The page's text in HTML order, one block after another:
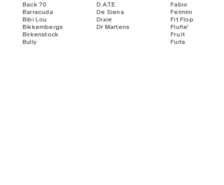
Back 70
Barracuda
Bibi Lou
Bikkembergs
Birkenstock
Bully
D.a.t.e.
De Siena
Dixie
Dr Martens
Fabio
Felmini
Fit Flop
Flufie'
Fru.it
Furla